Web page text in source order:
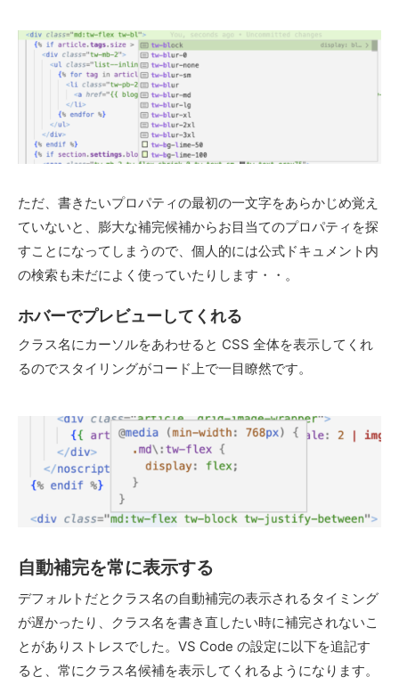
ただ、書きたいプロパティの最初の一文字をあらかじめ覚え
ていないと、膨大な補完候補からお目当てのプロパティを探
すことになってしまうので、個人的には公式ドキュメント内
の検索も未だによく使っていたりします・・。
ホバーでプレビューしてくれる
クラス名にカーソルをあわせると CSS 全体を表示してくれ
るのでスタイリングがコード上で一目瞭然です。
自動補完を常に表示する
デフォルトだとクラス名の自動補完の表示されるタイミング
が遅かったり、クラス名を書き直したい時に補完されないこ
とがありストレスでした。VS Code の設定に以下を追記す
ると、常にクラス名候補を表示してくれるようになります。